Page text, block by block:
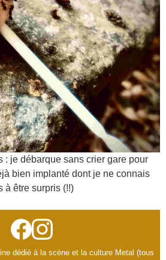
: je débarque sans crier gare pour
bien implanté dont je ne connais
à être surpris (!!)
dédié à la scène et la culture Metal (tous